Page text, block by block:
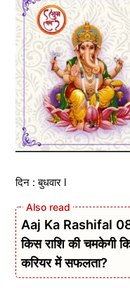
दिन : बुधवार l
Aaj Ka Rashifal
किस राशि की चमकेगी
करियर में सफलता?